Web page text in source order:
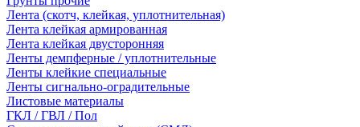
Лента (скотч, клейкая, уплотнительная)
Лента клейкая армированная
Лента клейкая двусторонняя
Ленты демпферные / уплотнительные
Ленты клейкие специальные
Ленты сигнально-оградительные
Листовые материалы
ГКЛ / ГВЛ / Пол